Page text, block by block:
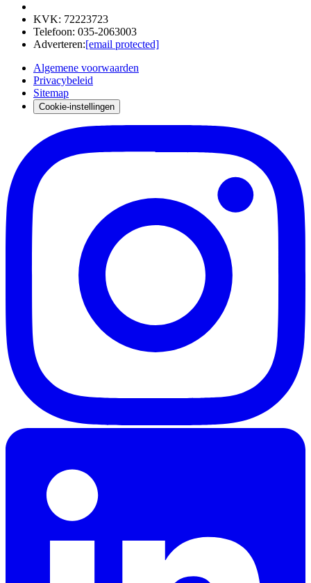
KVK: 72223723
Telefoon: 035-2063003
Adverteren:[email protected]
Algemene voorwaarden
Privacybeleid
Sitemap
Cookie-instellingen